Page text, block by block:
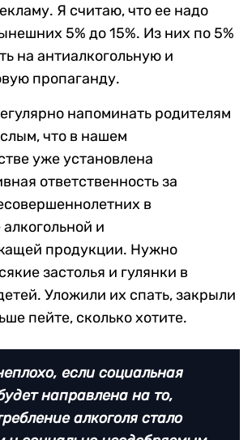
Я считаю, что ее надо
5% до 15%. Из них по 5%
на антиалкогольную и
пропаганду.
напоминать родителям
что в нашем
уже установлена
ответственность за
в
и
продукции. Нужно
застолья и гулянки в
Уложили их спать, закрыли
пейте, сколько хотите.
если социальная
направлена на то,
алкоголя стало